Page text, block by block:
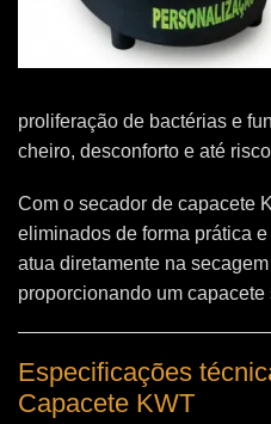
proliferação de bactérias e
cheiro, desconforto e até
Com o secador de capacete
eliminados de forma prática
atua diretamente na
proporcionando um
Especificações
Capacete KWT